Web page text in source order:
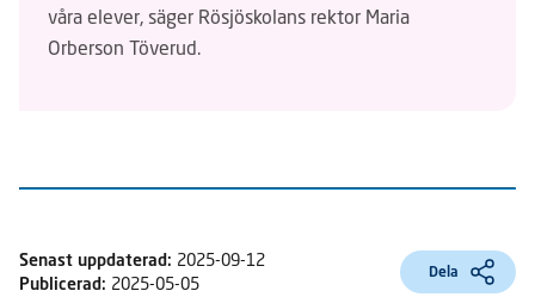
våra elever, säger Rösjöskolans rektor Maria
Orberson Töverud.
Senast uppdaterad: 2025-09-12
Publicerad: 2025-05-05
Dela